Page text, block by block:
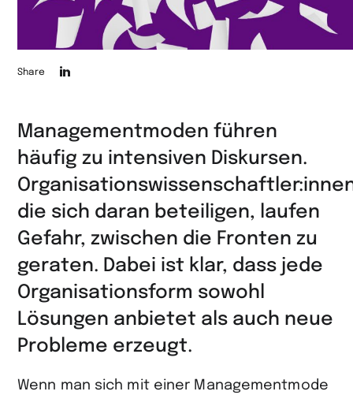
auf
LinkedIn
teilen
Share
Managementmoden führen
häufig zu intensiven Diskursen.
die sich daran beteiligen, laufen
Gefahr, zwischen die Fronten zu
geraten. Dabei ist klar, dass jede
Organisationsform sowohl
Lösungen anbietet als auch neue
Probleme erzeugt.
Wenn man sich mit einer Managementmode